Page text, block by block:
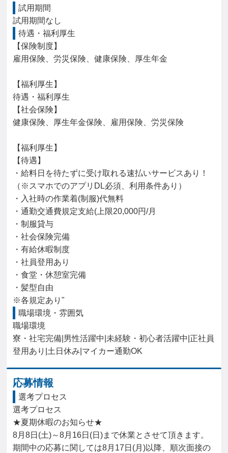
試用期間
試用期間なし
待遇・福利厚生
【保険制度】
雇用保険、労災保険、健康保険、厚生年金
【福利厚生】
待遇・福利厚生
【社会保険】
健康保険、厚生年金保険、雇用保険、労災保険
【福利厚生】
【待遇】
・給料日を待たずに受け取れる速払いサービスあり！
（※スマホでのアプリDL必須、利用条件あり）
・入社時の作業着(制服)代無料
・通勤交通費規定支給(上限20,000円/月
・制服貸与
・社会保険完備
・有給休暇制度
・社員登用あり
・食堂・休憩室完備
・髪型自由
※各規定あり"
職場環境・雰囲気
職場環境
寮・社宅完備|男性活躍中|未経験・初心者活躍中|正社員
登用あり|土日休み|マイカー通勤OK
応募情報
選考プロセス
選考プロセス
★夏期休暇のお知らせ★
8月8日(土)～8月16日(日)まで休業とさせて頂きます。
期間中の応募に関しては8月17日(月)以降、順次面接の